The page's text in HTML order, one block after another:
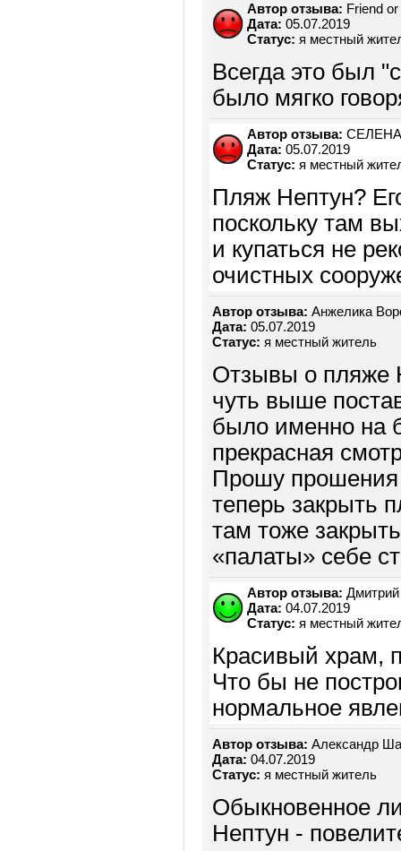
Автор отзыва: Friend
Дата: 05.07.2019
Статус: я местный
Всегда это был
было мягко
Автор отзыва: СЕЛЕНА
Дата: 05.07.2019
Статус: я местный
Пляж Нептун?
поскольку там
и купаться не
очистных
Автор отзыва: Анжелика
Дата: 05.07.2019
Статус: я местный житель
Отзывы о пляже
чуть выше
было именно на
прекрасная
Прошу прошения
теперь закрыть
там тоже
«палаты» себе
Автор отзыва:
Дата: 04.07.2019
Статус: я местный
Красивый храм,
Что бы не
нормальное
Автор отзыва: Александр
Дата: 04.07.2019
Статус: я местный житель
Обыкновенное
Нептун -